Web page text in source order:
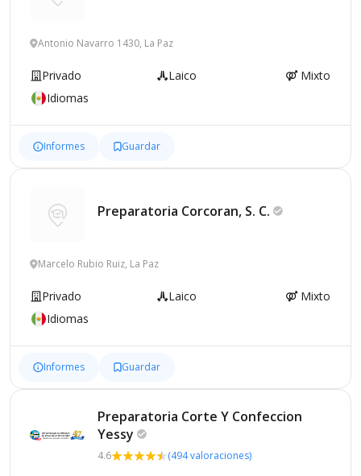
Antonio Navarro 1430, La Paz
Privado Laico
Mixto
Idiomas
Informes Guardar
Preparatoria Corcoran, S. C.
Marcelo Rubio Ruiz, La Paz
Privado Laico
Mixto
Idiomas
Informes Guardar
Preparatoria Corte Y Confeccion
Yessy
4.6 (494 valoraciones)